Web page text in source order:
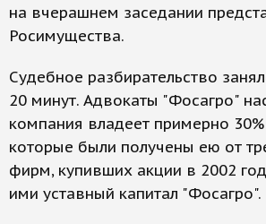
на вчерашнем заседании
Росимущества.
Судебное разбирательство
20 минут. Адвокаты "Фосагро"
компания владеет примерно 30%
которые были получены ею от
фирм, купивших акции в 2002
ими уставный капитал "Фосагро".